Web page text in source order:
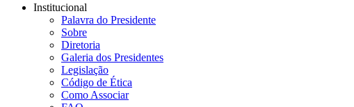
Institucional
Palavra do Presidente
Sobre
Diretoria
Galeria dos Presidentes
Legislação
Código de Ética
Como Associar